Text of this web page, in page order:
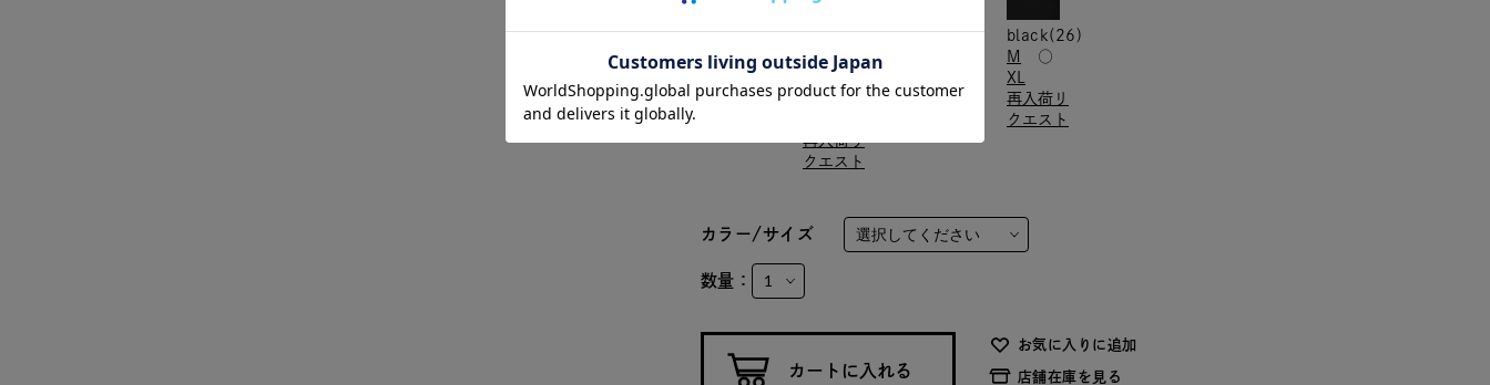
white(01)
M
再入荷リ
クエスト
navy(13)
M
再入荷リ
クエスト
再入荷リ
クエスト
charcoal
XL ○
black(26)
M
○
XL
再入荷リ
クエスト
カラー/サイズ
数量：
お気に入りに追加
店舗在庫を見る